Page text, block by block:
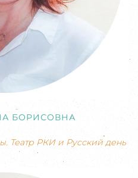
БОРИСОВНА
Театр РКИ и Русский день